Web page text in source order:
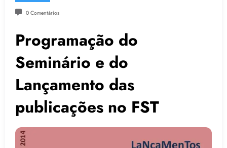
0 Comentários
Programação do
Seminário e do
Lançamento das
publicações no FST